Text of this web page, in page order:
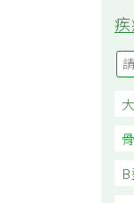
大